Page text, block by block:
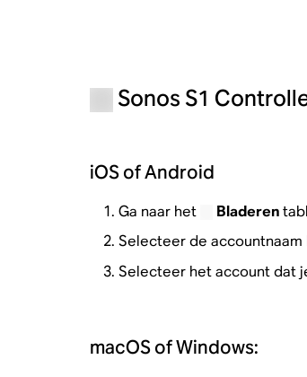
Sonos S1
iOS of Android
Ga naar het Bladeren
Selecteer de
Selecteer het account dat
macOS of Windows: